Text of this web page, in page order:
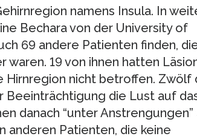
namens Insula. In
Bechara von der University of
69 andere Patienten finden,
19 von ihnen hatten
Hirnregion nicht betroffen. Zwölf
die Lust auf
danach “unter Anstrengungen”
anderen Patienten, die keine